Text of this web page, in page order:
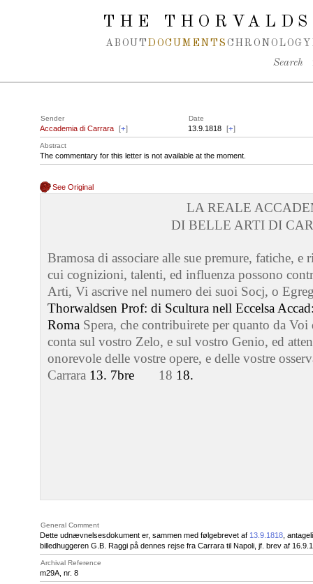
Spring navigation over
THE
ABOUT DOCUMENTS CHRONOLOGY
Search
Sender Date
Accademia di Carrara [+] 13.9.1818 [+]
Abstract
The commentary for this letter is not available at the moment.
See Original
LA REALE
DI BELLE ARTI DI
Bramosa di associare alle sue premure, fatiche,
cui cognizioni, talenti, ed influenza possono
Arti, Vi ascrive nel numero dei suoi Socj, o
Thorwaldsen Prof: di Scultura nell Eccelsa
Roma Spera, che contribuirete per quanto da Voi
conta sul vostro Zelo, e sul vostro Genio, ed
onorevole delle vostre opere, e delle vostre
Carrara 13. 7bre 18 18.
General Comment
Dette udnævnelsesdokument er, sammen med følgebrevet af 13.9.1818 ,
billedhuggeren G.B. Raggi på dennes rejse fra Carrara til Napoli, jf. brev af
Archival Reference
m29A, nr. 8